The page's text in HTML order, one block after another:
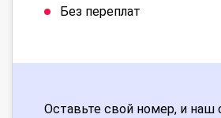
Без переплат
Оставьте свой номер, и наш